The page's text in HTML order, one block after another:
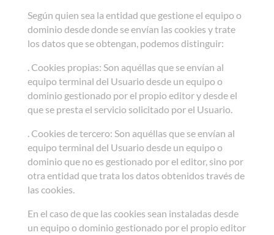
Según quien sea la entidad que gestione el equipo o
dominio desde donde se envían las cookies y trate
los datos que se obtengan, podemos distinguir:
. Cookies propias: Son aquéllas que se envían al
equipo terminal del Usuario desde un equipo o
dominio gestionado por el propio editor y desde el
que se presta el servicio solicitado por el Usuario.
. Cookies de tercero: Son aquéllas que se envían al
equipo terminal del Usuario desde un equipo o
dominio que no es gestionado por el editor, sino por
otra entidad que trata los datos obtenidos través de
las cookies.
En el caso de que las cookies sean instaladas desde
un equipo o dominio gestionado por el propio editor